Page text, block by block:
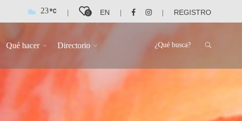
23 0 EN REGISTRO
Qué hacer Directorio